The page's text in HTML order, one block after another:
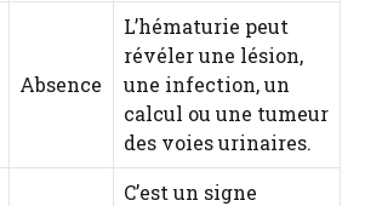
Absence
L’hématurie peut
révéler une lésion,
une infection, un
calcul ou une tumeur
des voies urinaires.
C’est un signe